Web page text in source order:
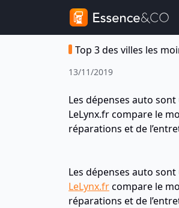
Top 3 des villes les
13/11/2019
Les dépenses auto
LeLynx.fr compare le
réparations et de
Les dépenses auto
LeLynx.frcompare le
réparations et de